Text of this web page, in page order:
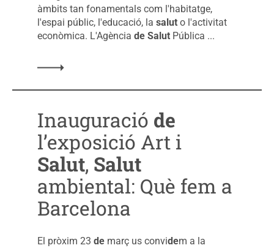
àmbits tan fonamentals com l'habitatge,
l'espai públic, l'educació, la saluto l'activitat
econòmica. L'Agència de SalutPública ...
Inauguració de
l’exposició Art i
Salut, Salut
ambiental: Què fem a
Barcelona
El pròxim 23 demarç us convidem a la